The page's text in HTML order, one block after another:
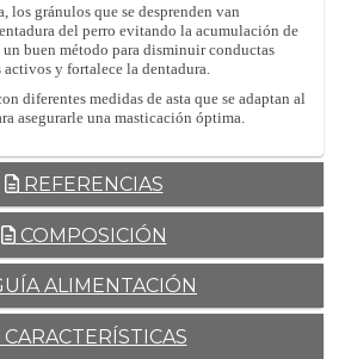
los gránulos que se desprenden van
del perro evitando la acumulación de
un buen método para disminuir conductas
y fortalece la dentadura.
diferentes medidas de asta que se adaptan al
asegurarle una masticación óptima.
REFERENCIAS
COMPOSICIÓN
ALIMENTACIÓN
CARACTERÍSTICAS